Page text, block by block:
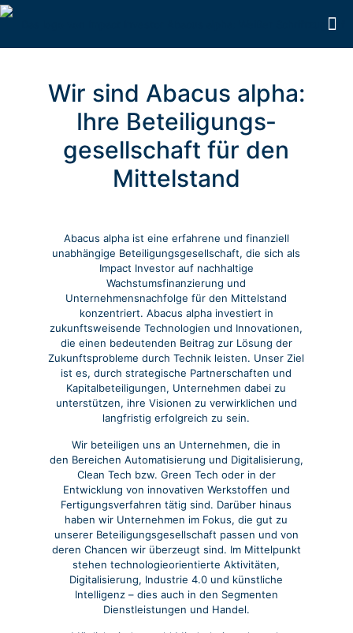
Wir sind Abacus alpha:
Ihre Beteiligungs­
gesellschaft für den
Mittelstand
Abacus alpha ist eine erfahrene und finanziell
unabhängige Beteiligungsgesellschaft, die sich als
Impact Investor auf nachhaltige
Wachstumsfinanzierung und
Unternehmensnachfolge für den Mittelstand
konzentriert. Abacus alpha investiert in
zukunftsweisende Technologien und Innovationen,
die einen bedeutenden Beitrag zur Lösung der
Zukunftsprobleme durch Technik leisten. Unser Ziel
ist es, durch strategische Partnerschaften und
Kapitalbeteiligungen, Unternehmen dabei zu
unterstützen, ihre Visionen zu verwirklichen und
langfristig erfolgreich zu sein.
Wir beteiligen uns an Unternehmen, die in
den Bereichen Automatisierung und Digitalisierung,
Clean Tech bzw. Green Tech oder in der
Entwicklung von innovativen Werkstoffen und
Fertigungsverfahren tätig sind. Darüber hinaus
haben wir Unternehmen im Fokus, die gut zu
unserer Beteiligungsgesellschaft passen und von
deren Chancen wir überzeugt sind. Im Mittelpunkt
stehen technologieorientierte Aktivitäten,
Digitalisierung, Industrie 4.0 und künstliche
Intelligenz – dies auch in den Segmenten
Dienstleistungen und Handel.